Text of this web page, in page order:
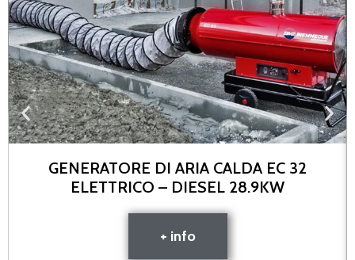
GENERATORE DI ARIA CALDA EC 32
ELETTRICO – DIESEL 28.9KW
+ info